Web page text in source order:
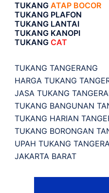
TUKANG ATAP BOCOR
TUKANG PLAFON
TUKANG LANTAI
TUKANG KANOPI
TUKANG CAT
TUKANG TANGERANG
HARGA TUKANG
JASA TUKANG
TUKANG BANGUNAN
TUKANG HARIAN
TUKANG BORONGAN
UPAH TUKANG
JAKARTA BARAT